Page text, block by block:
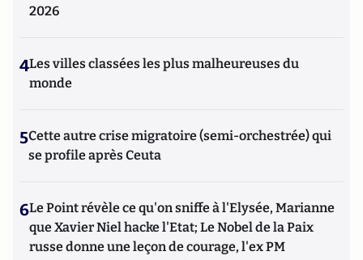
2026
4Les villes classées les plus malheureuses du
monde
5Cette autre crise migratoire (semi-orchestrée) qui
se profile après Ceuta
6Le Point révèle ce qu'on sniffe à l'Elysée, Marianne
que Xavier Niel hacke l'Etat; Le Nobel de la Paix
russe donne une leçon de courage, l'ex PM